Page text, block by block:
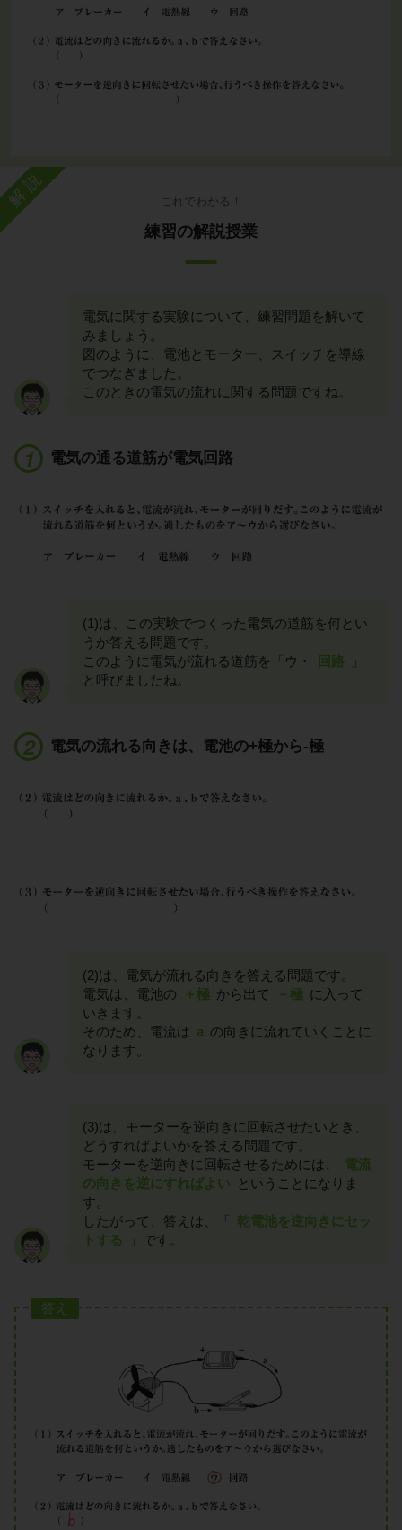
解説 これでわかる！
練習の解説授業
電気に関する実験について、練習問題を解いて
みましょう。
図のように、電池とモーター、スイッチを導線
でつなぎました。
このときの電気の流れに関する問題ですね。
電気の通る道筋が電気回路
(1)は、この実験でつくった電気の道筋を何とい
うか答える問題です。
このように電気が流れる道筋を「ウ・
回路
と呼びましたね。
電気の流れる向きは、電池の+極から-極
(2)は、電気が流れる向きを答える問題です。
電気は、電池の
＋極 から出て －極 に入って
いきます。
そのため、電流は a の向きに流れていくことに
なります。
(3)は、モーターを逆向きに回転させたいとき、
どうすればよいかを答える問題です。
モーターを逆向きに回転させるためには、
電流
の向きを逆にすればよい
ということになりま
す。
したがって、答えは、「
乾電池を逆向きにセッ
トする
」です。
答え